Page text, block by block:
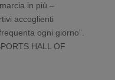
in più –
accoglienti
ogni giorno”.
HALL OF